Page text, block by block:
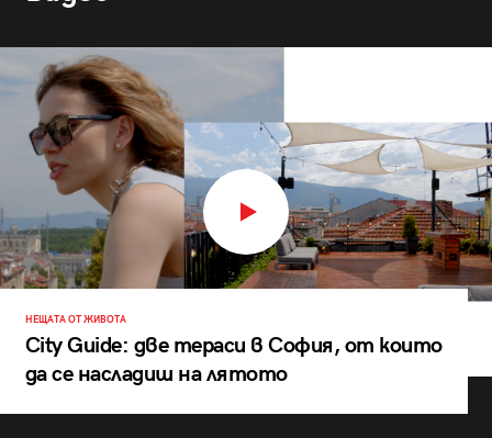
НЕЩАТА ОТ ЖИВОТА
City Guide: две тераси в София, от които
да се насладиш на лятото